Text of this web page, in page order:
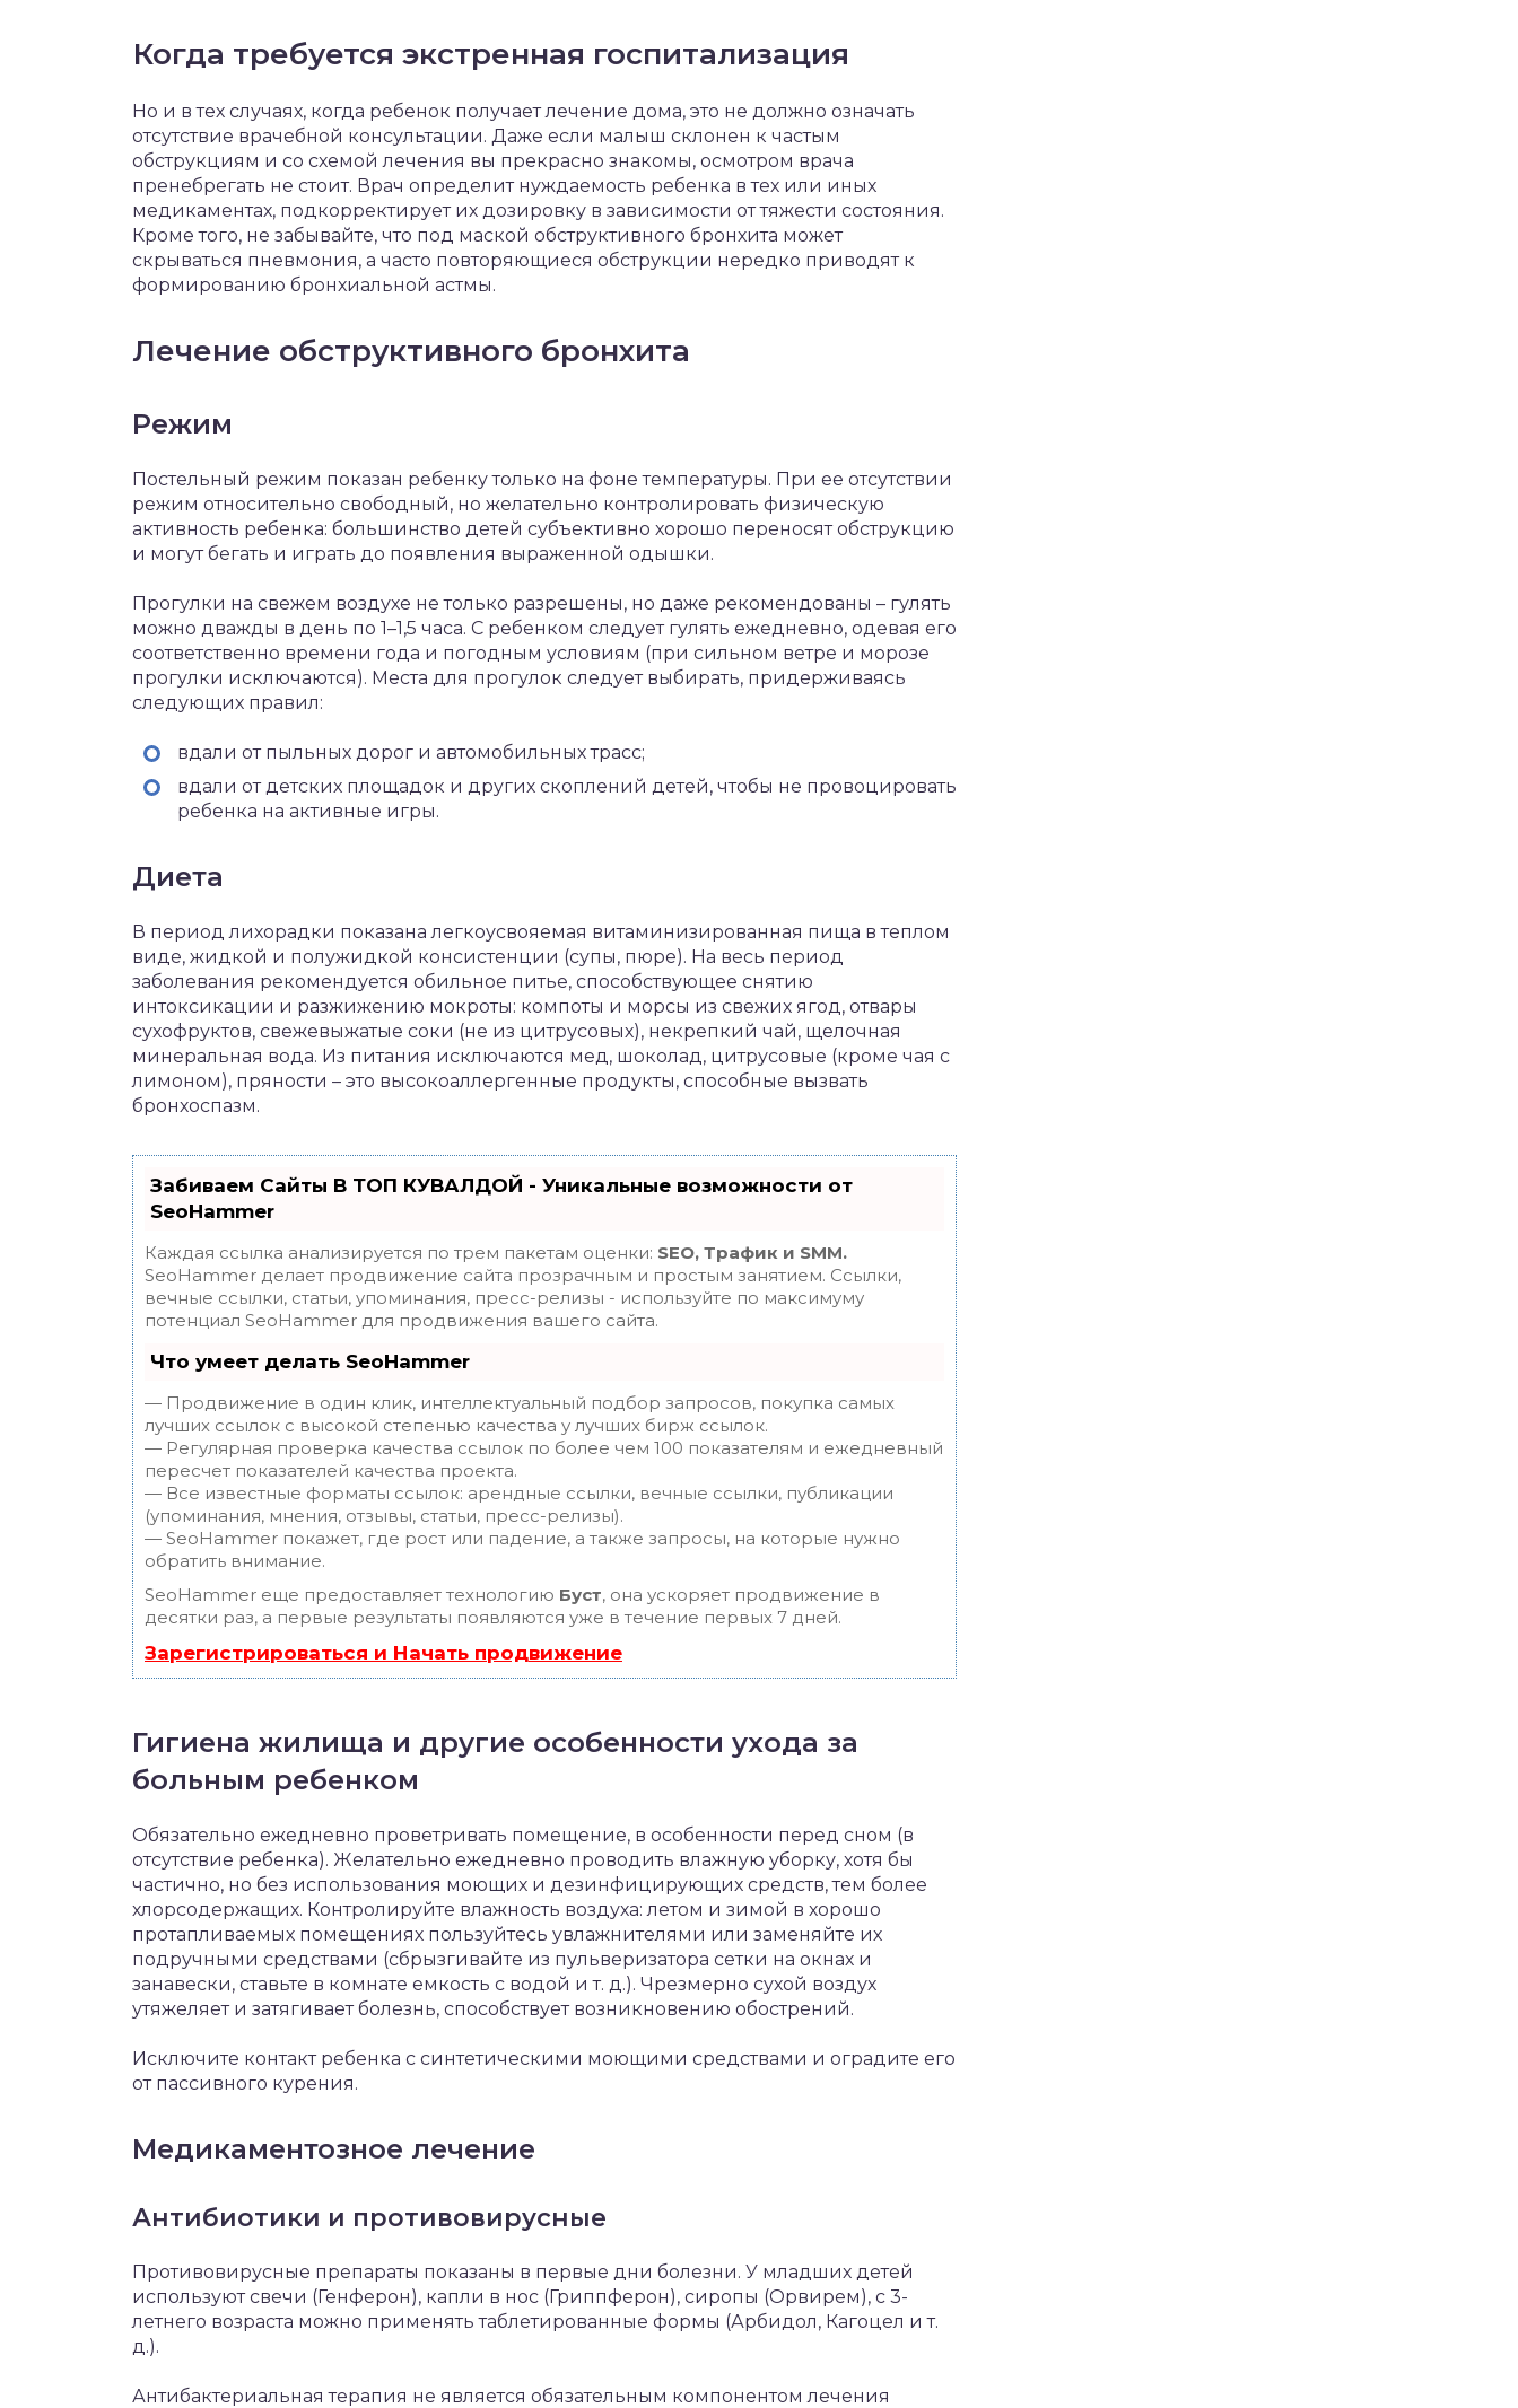
Когда требуется экстренная госпитализация
Но и в тех случаях, когда ребенок получает лечение дома, это не должно означать
отсутствие врачебной консультации. Даже если малыш склонен к частым
обструкциям и со схемой лечения вы прекрасно знакомы, осмотром врача
пренебрегать не стоит. Врач определит нуждаемость ребенка в тех или иных
медикаментах, подкорректирует их дозировку в зависимости от тяжести состояния.
Кроме того, не забывайте, что под маской обструктивного бронхита может
скрываться пневмония, а часто повторяющиеся обструкции нередко приводят к
формированию бронхиальной астмы.
Лечение обструктивного бронхита
Режим
Постельный режим показан ребенку только на фоне температуры. При ее отсутствии
режим относительно свободный, но желательно контролировать физическую
активность ребенка: большинство детей субъективно хорошо переносят обструкцию
и могут бегать и играть до появления выраженной одышки.
Прогулки на свежем воздухе не только разрешены, но даже рекомендованы – гулять
можно дважды в день по 1–1,5 часа. С ребенком следует гулять ежедневно, одевая его
соответственно времени года и погодным условиям (при сильном ветре и морозе
прогулки исключаются). Места для прогулок следует выбирать, придерживаясь
следующих правил:
вдали от пыльных дорог и автомобильных трасс;
вдали от детских площадок и других скоплений детей, чтобы не провоцировать
ребенка на активные игры.
Диета
В период лихорадки показана легкоусвояемая витаминизированная пища в теплом
виде, жидкой и полужидкой консистенции (супы, пюре). На весь период
заболевания рекомендуется обильное питье, способствующее снятию
интоксикации и разжижению мокроты: компоты и морсы из свежих ягод, отвары
сухофруктов, свежевыжатые соки (не из цитрусовых), некрепкий чай, щелочная
минеральная вода. Из питания исключаются мед, шоколад, цитрусовые (кроме чая с
лимоном), пряности – это высокоаллергенные продукты, способные вызвать
бронхоспазм.
Забиваем Сайты В ТОП КУВАЛДОЙ - Уникальные возможности от
SeoHammer
Каждая ссылка анализируется по трем пакетам оценки: SEO, Трафик и SMM.
SeoHammer делает продвижение сайта прозрачным и простым занятием. Ссылки,
вечные ссылки, статьи, упоминания, пресс-релизы - используйте по максимуму
потенциал SeoHammer для продвижения вашего сайта.
Что умеет делать SeoHammer
— Продвижение в один клик, интеллектуальный подбор запросов, покупка самых
лучших ссылок с высокой степенью качества у лучших бирж ссылок.
— Регулярная проверка качества ссылок по более чем 100 показателям и ежедневный
пересчет показателей качества проекта.
— Все известные форматы ссылок: арендные ссылки, вечные ссылки, публикации
(упоминания, мнения, отзывы, статьи, пресс-релизы).
— SeoHammer покажет, где рост или падение, а также запросы, на которые нужно
обратить внимание.
SeoHammer еще предоставляет технологию Буст, она ускоряет продвижение в
десятки раз, а первые результаты появляются уже в течение первых 7 дней.
Зарегистрироваться и Начать продвижение
Гигиена жилища и другие особенности ухода за
больным ребенком
Обязательно ежедневно проветривать помещение, в особенности перед сном (в
отсутствие ребенка). Желательно ежедневно проводить влажную уборку, хотя бы
частично, но без использования моющих и дезинфицирующих средств, тем более
хлорсодержащих. Контролируйте влажность воздуха: летом и зимой в хорошо
протапливаемых помещениях пользуйтесь увлажнителями или заменяйте их
подручными средствами (сбрызгивайте из пульверизатора сетки на окнах и
занавески, ставьте в комнате емкость с водой и т. д.). Чрезмерно сухой воздух
утяжеляет и затягивает болезнь, способствует возникновению обострений.
Исключите контакт ребенка с синтетическими моющими средствами и оградите его
от пассивного курения.
Медикаментозное лечение
Антибиотики и противовирусные
Противовирусные препараты показаны в первые дни болезни. У младших детей
используют свечи (Генферон), капли в нос (Гриппферон), сиропы (Орвирем), с 3-
летнего возраста можно применять таблетированные формы (Арбидол, Кагоцел и т.
д.).
Антибактериальная терапия не является обязательным компонентом лечения